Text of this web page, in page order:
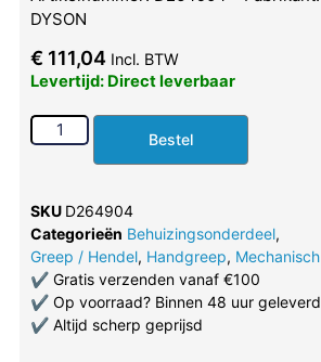
DYSON
€ 111,04 Incl. BTW
Levertijd: Direct leverbaar
Bestel
SKU D264904
Categorieën Behuizingsonderdeel,
Greep / Hendel, Handgreep, Mechanisch
✔Gratis verzenden vanaf €100
✔Op voorraad? Binnen 48 uur geleverd
✔Altijd scherp geprijsd